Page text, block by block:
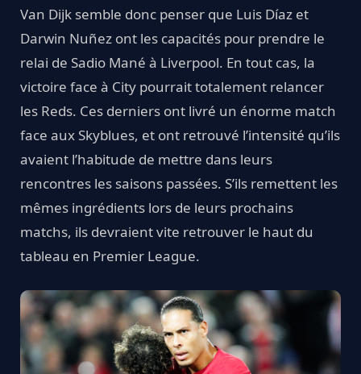
Van Dijk semble donc penser que Luis Díaz et
Darwin Nuñez ont les capacités pour prendre le
relai de Sadio Mané à Liverpool. En tout cas, la
victoire face à City pourrait totalement relancer
les Reds. Ces derniers ont livré un énorme match
face aux Skyblues, et ont retrouvé l’intensité qu’ils
avaient l’habitude de mettre dans leurs
rencontres les saisons passées. S’ils remettent les
mêmes ingrédients lors de leurs prochains
matchs, ils devraient vite retrouver le haut du
tableau en Premier League.